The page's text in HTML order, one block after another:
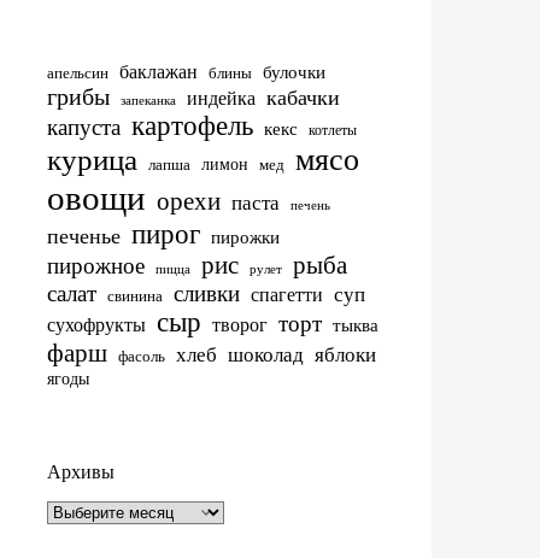
апельсин баклажан блины булочки
грибы запеканка индейка кабачки
капуста картофель кекс котлеты
курица лапша лимон мед мясо
овощи орехи паста печень
печенье пирог пирожки
пирожное пицца рис рулет рыба
салат свинина сливки спагетти суп
сухофрукты сыр творог торт тыква
фарш фасоль хлеб шоколад яблоки
ягоды
Архивы
Архивы